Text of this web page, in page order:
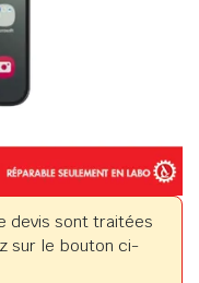
devis sont traitées
sur le bouton ci-